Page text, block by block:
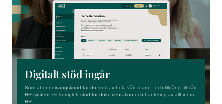
Digitalt stöd ingår
Som abonnemangskund får du stöd av hela vårt team – och tillgång till vårt
HR-system, ett komplett stöd för dokumentation och hantering av allt inom
HR.